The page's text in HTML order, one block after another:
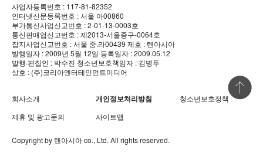
사업자등록번호 : 117-81-82352
인터넷신문등록번호 : 서울 아00860
부가통신사업신고번호 : 2-01-13-0003호
통신판매업신고번호 : 제2013-서울중구-0064호
잡지사업신고번호 : 서울 중.라00439 제호 : 텐아시아
발행일자 : 2009년 5월 12일 등록일자 : 2009.05.12
발행·편집인 : 박수진 청소년보호책임자 : 김병두
상호 : (주)코리아엔터테인먼트미디어
회사소개 개인정보처리방침
청소년보호정책
제휴 및 광고문의
사이트맵
Copyright by 텐아시아co., Ltd. All rights reserved.
상단 바로